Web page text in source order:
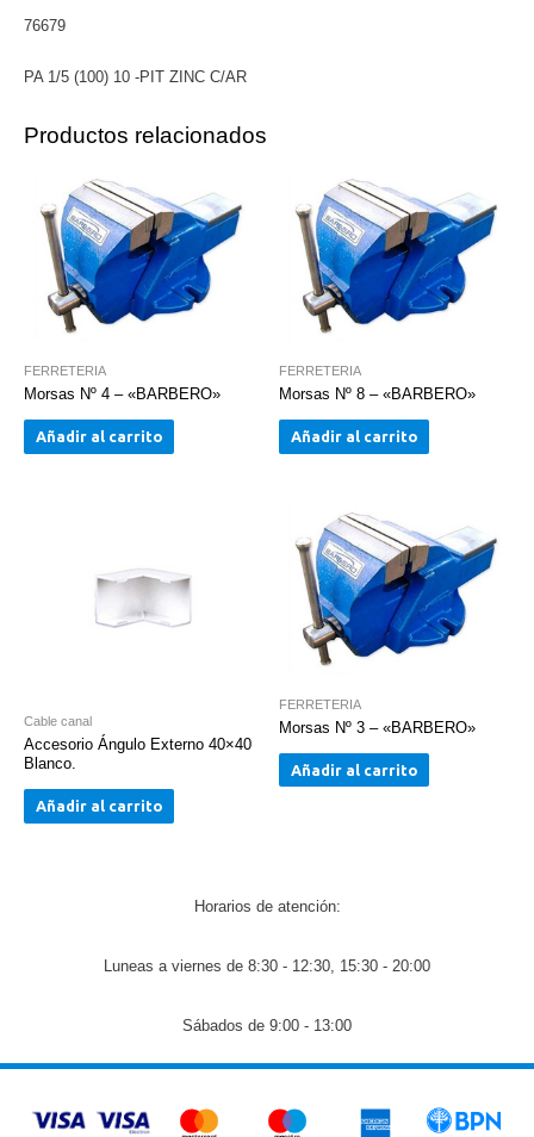
cantidad
76679
PA 1/5 (100) 10 -PIT ZINC C/AR
Productos relacionados
FERRETERIA
Morsas Nº 4 – «BARBERO»
Añadir al carrito
FERRETERIA
Morsas Nº 8 – «BARBERO»
Añadir al carrito
Cable canal
Accesorio Ángulo Externo 40×40
Blanco.
Añadir al carrito
FERRETERIA
Morsas Nº 3 – «BARBERO»
Añadir al carrito
Horarios de atención:
Luneas a viernes de 8:30 - 12:30, 15:30 - 20:00
Sábados de 9:00 - 13:00